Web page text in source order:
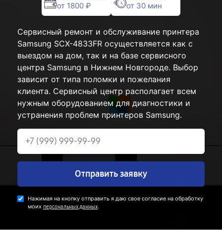
от 1800 ₽ от 30 мин
Сервисный ремонт и обслуживание принтера
Samsung SCX-4833FR осуществляется как с
выездом на дом, так и на базе сервисного
центра Samsung в Нижнем Новгороде. Выбор
зависит от типа поломки и пожелания
клиента. Сервисный центр располагает всем
нужным оборудованием для диагностики и
устранения проблем принтеров Samsung.
Отправить заявку
Нажимая на кнопку отправить я даю свое согласие на обработку
моих персональных данных.